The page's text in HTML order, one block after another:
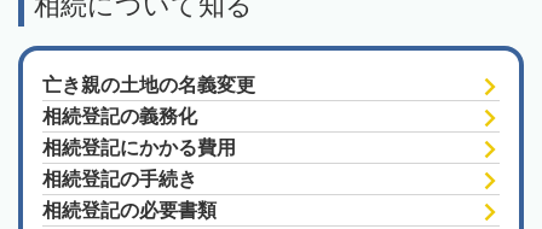
亡き親の土地の名義変更
相続登記の義務化
相続登記にかかる費用
相続登記の手続き
相続登記の必要書類